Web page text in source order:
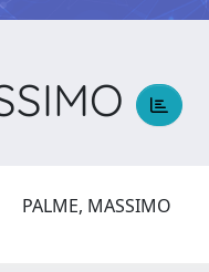
PALME, MASSIMO